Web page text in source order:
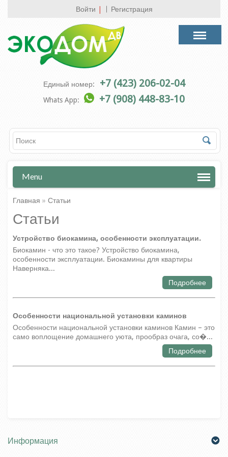
Войти Регистрация
Единый номер: +7 (423) 206-02-04
Whats App: +7 (908) 448-83-10
Menu
Главная » Статьи
Статьи
Устройство биокамина, особенности эксплуатации.
Биокамин - что это такое? Устройство биокамина,
особенности эксплуатации. Биокамины для квартиры
Наверняка...
Подробнее
Особенности национальной установки каминов
Особенности национальной установки каминов Камин – это
само воплощение домашнего уюта, прообраз очага, со�...
Подробнее
Информация